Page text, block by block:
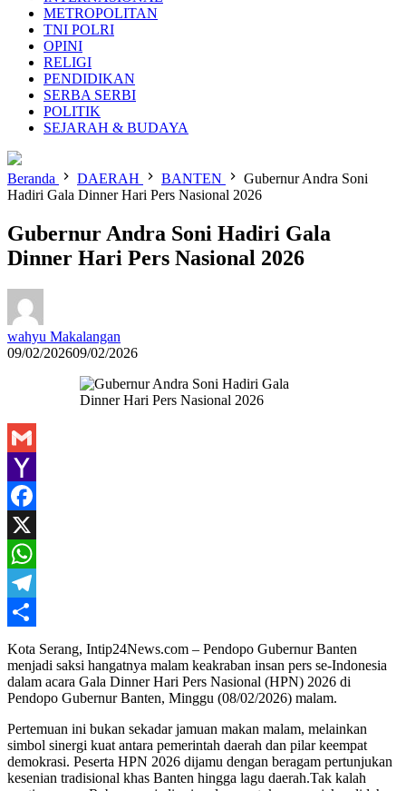
METROPOLITAN
TNI POLRI
OPINI
RELIGI
PENDIDIKAN
SERBA SERBI
POLITIK
SEJARAH & BUDAYA
Beranda DAERAH BANTEN
Gubernur Andra Soni
Hadiri Gala Dinner Hari Pers Nasional 2026
Gubernur Andra Soni Hadiri Gala
Dinner Hari Pers Nasional 2026
wahyu Makalangan
09/02/202609/02/2026
Gmail
Yahoo
Mail
Facebook
X
WhatsApp
Telegram
Share
Kota Serang, Intip24News.com – Pendopo Gubernur Banten
menjadi saksi hangatnya malam keakraban insan pers se-Indonesia
dalam acara Gala Dinner Hari Pers Nasional (HPN) 2026 di
Pendopo Gubernur Banten, Minggu (08/02/2026) malam.
Pertemuan ini bukan sekadar jamuan makan malam, melainkan
simbol sinergi kuat antara pemerintah daerah dan pilar keempat
demokrasi. Peserta HPN 2026 dijamu dengan beragam pertunjukan
kesenian tradisional khas Banten hingga lagu daerah.Tak kalah